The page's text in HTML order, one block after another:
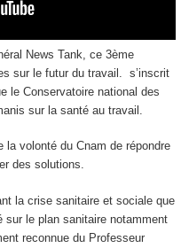
News Tank, ce 3ème
sur le futur du travail. s’inscrit
le Conservatoire national des
sur la santé au travail.
volonté du Cnam de répondre
des solutions.
la crise sanitaire et sociale que
le plan sanitaire notamment
reconnue du Professeur